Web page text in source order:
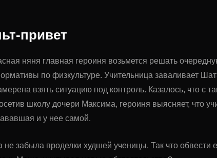
привет
няня главная героиня возьмется решать
по физкультуре. Учительница заваливает
взять ситуацию под контроль. Казалось, что с
школу дочери Максима, героиня выясняет, что
и у нее самой.
не забыла проделки худшей ученицы. Так что обвести